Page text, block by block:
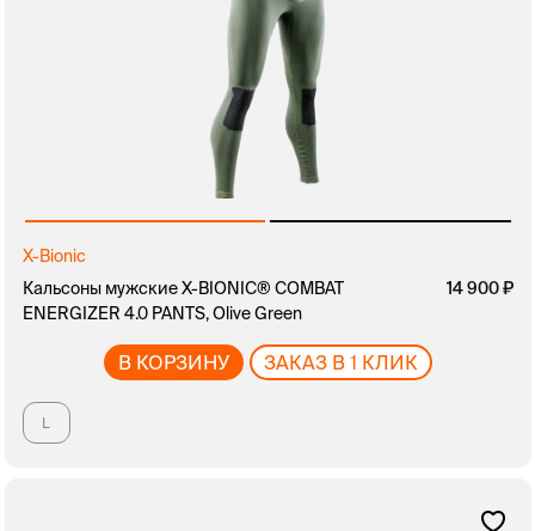
X-Bionic
Кальсоны мужские X-BIONIC® COMBAT
ENERGIZER 4.0 PANTS, Olive Green
14 900
В КОРЗИНУ ЗАКАЗ В 1 КЛИК
L